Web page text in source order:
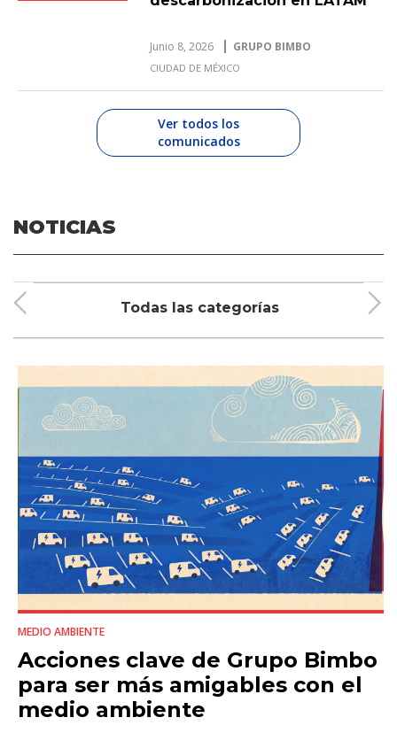
Junio 8, 2026 GRUPO BIMBO
CIUDAD DE MÉXICO
Ver todos los
comunicados
NOTICIAS
Todas las categorías
MEDIO AMBIENTE
Acciones clave de Grupo Bimbo
para ser más amigables con el
medio ambiente